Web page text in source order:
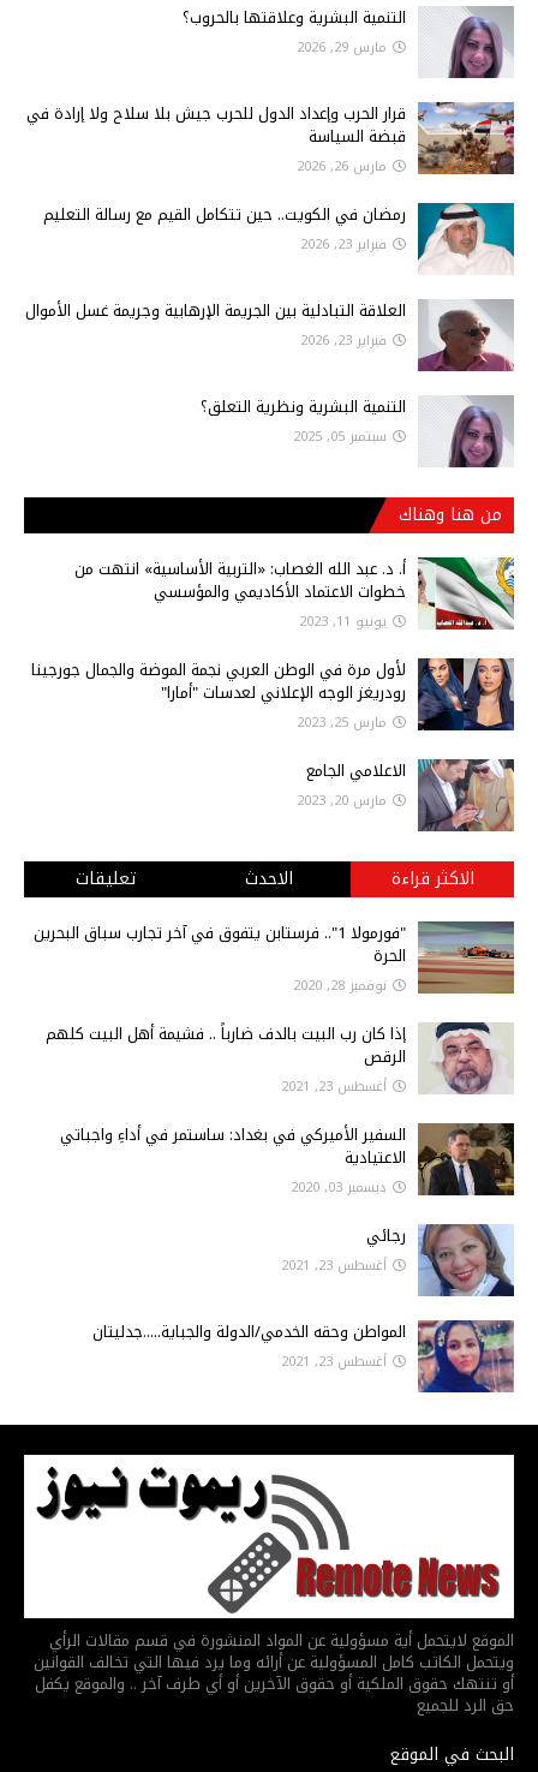
التنمية البشرية وعلاقتها بالحروب؟
مارس 29, 2026
قرار الحرب وإعداد الدول للحرب جيش بلا سلاح ولا إرادة في
قبضة السياسة
مارس 26, 2026
رمضان في الكويت.. حين تتكامل القيم مع رسالة التعليم
فبراير 23, 2026
العلاقة التبادلية بين الجريمة الإرهابية وجريمة غسل الأموال
فبراير 23, 2026
التنمية البشرية ونظرية التعلق؟
سبتمبر 05, 2025
من هنا وهناك
أ‌. د. عبد الله الغصاب: «التربية الأساسية» انتهت من
خطوات الاعتماد الأكاديمي والمؤسسي
يونيو 11, 2023
لأول مرة في الوطن العربي نجمة الموضة والجمال جورجينا
رودريغز الوجه الإعلاني لعدسات "أمارا"
مارس 25, 2023
الاعلامي الجامع
مارس 20, 2023
الاكثر قراءة الاحدث تعليقات
"فورمولا 1".. فرستابن يتفوق في آخر تجارب سباق البحرين
الحرة
نوفمبر 28, 2020
إذا كان رب البيت بالدف ضارباً .. فشيمة أهل البيت كلهم
الرقص
أغسطس 23, 2021
السفير الأميركي في بغداد: ساستمر في أداءِ واجباتي
الاعتيادية
ديسمبر 03, 2020
رجائي
أغسطس 23, 2021
المواطن وحقه الخدمي/الدولة والجباية.....جدليتان
أغسطس 23, 2021
الموقع لايتحمل أية مسؤولية عن المواد المنشورة في قسم مقالات الرأي
ويتحمل الكاتب كامل المسؤولية عن أرائه وما يرد فيها التي تخالف القوانين
أو تنتهك حقوق الملكية أو حقوق الآخرين أو أي طرف آخر .. والموقع يكفل
حق الرد للجميع
البحث في الموقع